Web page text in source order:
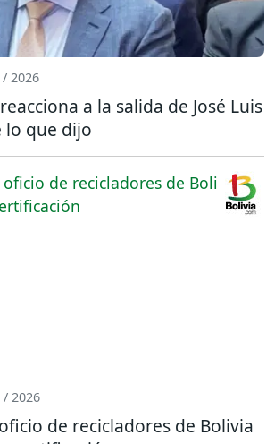
/ 2026
a la salida de José Luis
lo que dijo
/ 2026
de recicladores de Bolivia